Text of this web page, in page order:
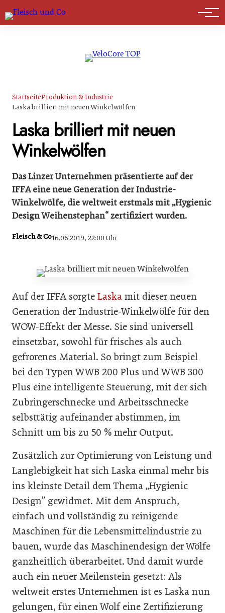
Marktführer
StartseiteProduktion & Industrie
Laska brilliert mit neuen Winkelwölfen
Laska brilliert mit neuen
Winkelwölfen
Das Linzer Unternehmen präsentierte auf der
IFFA eine neue Generation der Industrie-
Winkelwölfe, die weltweit erstmals mit „Hygienic
Design Weihenstephan“ zertifiziert wurden.
Fleisch & Co16.06.2019, 22:00 Uhr
Auf der IFFA sorgte Laska mit dieser neuen
Generation der Industrie-Winkelwölfe für den
WOW-Effekt der Messe. Sie sind universell
einsetzbar, sowohl für frisches als auch
gefrorenes Material. So bringt zum Beispiel
bei den Typen WWB 200 Plus und WWB 300
Plus eine intelligente Steuerung, mit der sich
Zubringerschnecke und Arbeitsschnecke
selbsttätig aufeinander abstimmen, im
Schnitt um bis zu 50 % mehr Output.
Zusätzlich zur Optimierung von Leistung und
Langlebigkeit hat sich Laska einmal mehr bis
ins kleinste Detail dem Thema „Hygienic
Design” gewidmet. Mit dem Anspruch,
einfach und vollständig zu reinigende
Maschinen für die Lebensmittelindustrie zu
bauen, wurde das Maschinendesign der Wölfe
ganzheitlich überarbeitet. Und damit wurde
auch ein neuer Meilenstein gesetzt: Als
weltweit erstes Unternehmen ist es Laska nun
gelungen, für einen Wolf eine Zertifizierung